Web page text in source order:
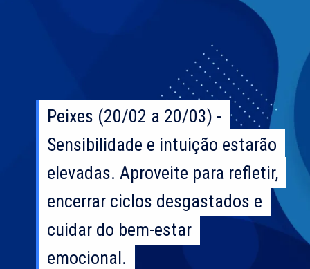
Peixes (20/02 a 20/03) -
Sensibilidade e intuição estarão
elevadas. Aproveite para refletir,
encerrar ciclos desgastados e
cuidar do bem-estar
emocional.
Peixes (20/02 a 20/03) -
Sensibilidade e intuição estarão
elevadas. Aproveite para refletir,
encerrar ciclos desgastados e
cuidar do bem-estar
emocional.